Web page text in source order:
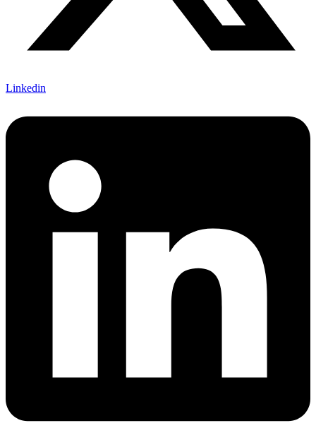
Linkedin